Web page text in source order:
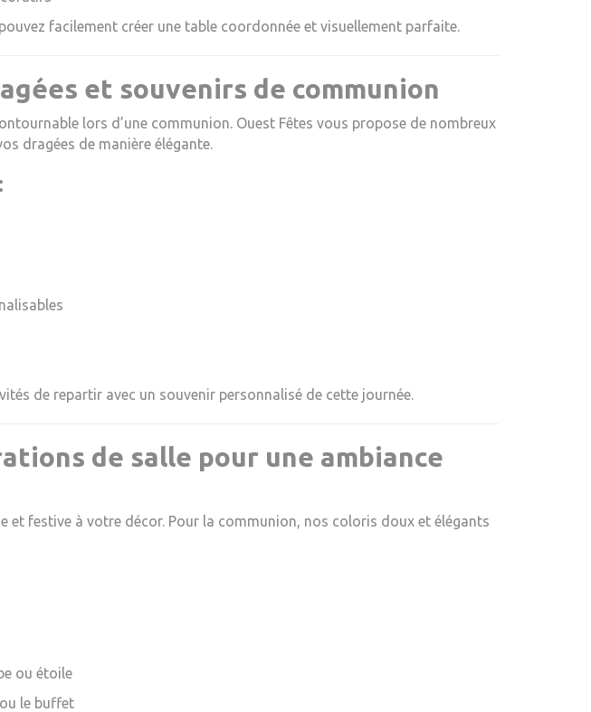
facilement créer une table coordonnée et visuellement parfaite.
et souvenirs de communion
lors d’une communion. Ouest Fêtes vous propose de nombreux
dragées de manière élégante.
de repartir avec un souvenir personnalisé de cette journée.
de salle pour une ambiance
et festive à votre décor. Pour la communion, nos coloris doux et élégants
ou étoile
le buffet